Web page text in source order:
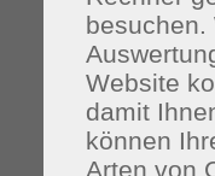
besuchen.
Website
damit
können
Arten von